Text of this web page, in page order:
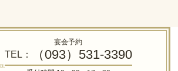
宴会予約
TEL： （093）531-3390